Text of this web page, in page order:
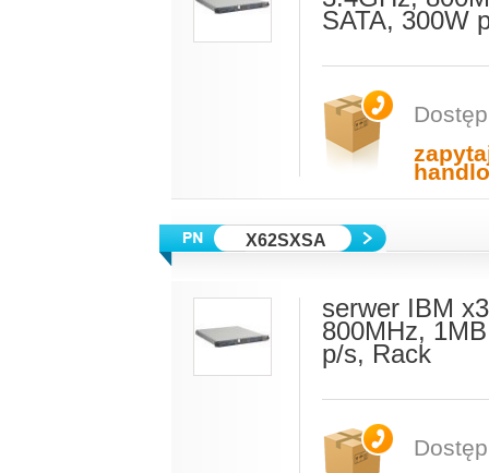
SATA, 300W
X62SXSA
serwer IBM
800MHz,
p/s, Rack